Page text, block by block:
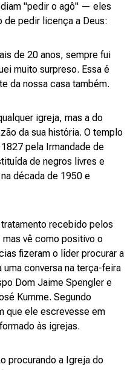
"pedir o agô" — eles
pedir licença a Deus:
de 20 anos, sempre fui
muito surpreso. Essa é
da nossa casa também.
igreja, mas a do
da sua história. O templo
pela Irmandade de
de negros livres e
década de 1950 e
recebido pelos
vê como positivo o
fizeram o líder procurar a
conversa na terça-feira
Dom Jaime Spengler e
Kumme. Segundo
que ele escrevesse em
às igrejas.
procurando a Igreja do